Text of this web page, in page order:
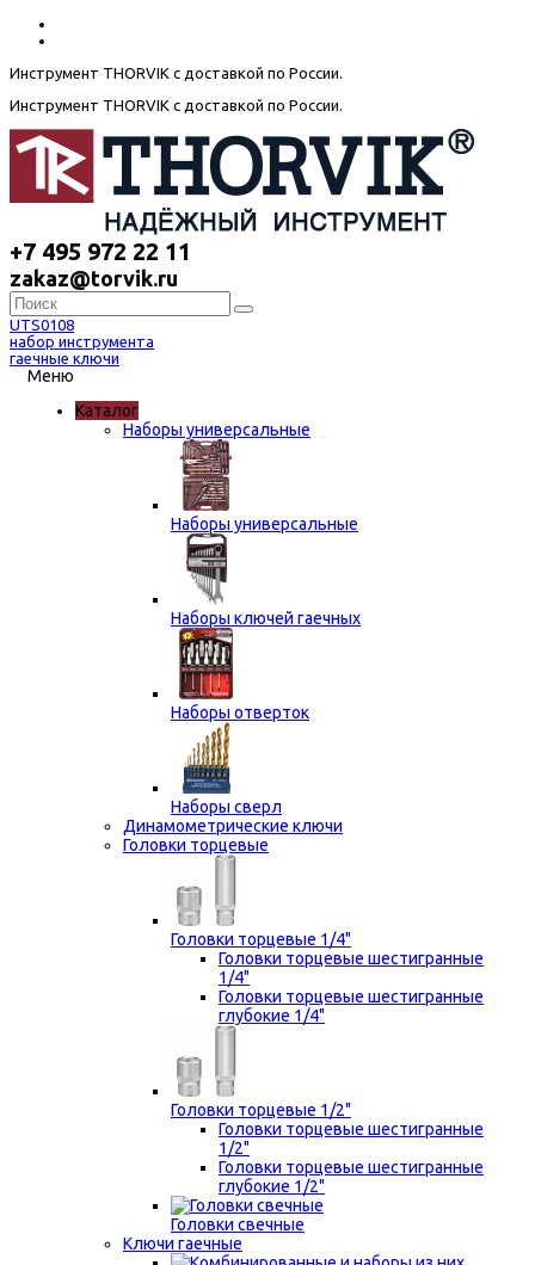
Инструмент THORVIK с доставкой по России.
Инструмент THORVIK с доставкой по России.
+7 495 972 22 11
zakaz@torvik.ru
UTS0108
набор инструмента
гаечные ключи
Меню
Каталог
Наборы универсальные
Наборы универсальные
Наборы ключей гаечных
Наборы отверток
Наборы сверл
Динамометрические ключи
Головки торцевые
Головки торцевые 1/4"
Головки торцевые шестигранные
1/4"
Головки торцевые шестигранные
глубокие 1/4"
Головки торцевые 1/2"
Головки торцевые шестигранные
1/2"
Головки торцевые шестигранные
глубокие 1/2"
Головки свечные
Ключи гаечные